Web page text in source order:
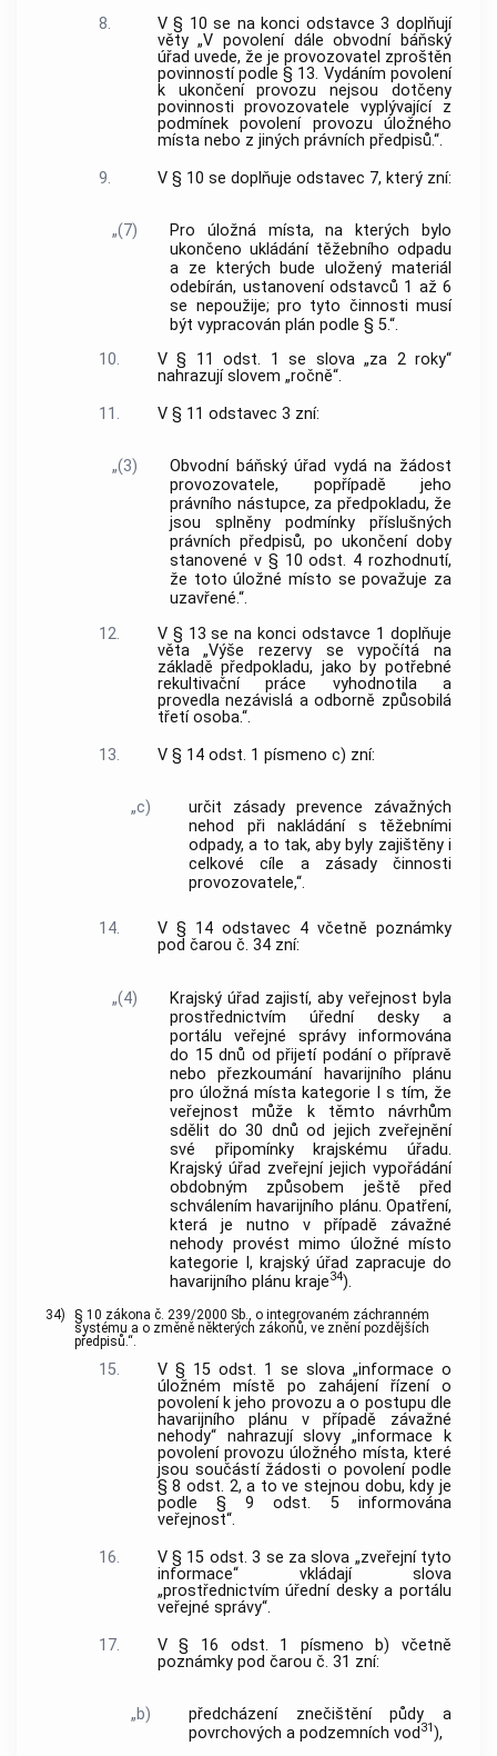
8.
V § 10 se na konci odstavce 3 doplňují
věty „V povolení dále obvodní báňský
úřad uvede, že je provozovatel zproštěn
povinností podle § 13. Vydáním povolení
k ukončení provozu nejsou dotčeny
povinnosti provozovatele vyplývající z
podmínek povolení provozu úložného
místa nebo z jiných právních předpisů.“.
9.
V § 10 se doplňuje odstavec 7, který zní:
„(7)
Pro úložná místa, na kterých bylo
ukončeno ukládání těžebního odpadu
a ze kterých bude uložený materiál
odebírán, ustanovení odstavců 1 až 6
se nepoužije; pro tyto činnosti musí
být vypracován plán podle § 5.“.
10.
V § 11 odst. 1 se slova „za 2 roky“
nahrazují slovem „ročně“.
11.
V § 11 odstavec 3 zní:
„(3)
Obvodní báňský úřad vydá na žádost
provozovatele, popřípadě jeho
právního nástupce, za předpokladu, že
jsou splněny podmínky příslušných
právních předpisů, po ukončení doby
stanovené v § 10 odst. 4 rozhodnutí,
že toto úložné místo se považuje za
uzavřené.“.
12.
V § 13 se na konci odstavce 1 doplňuje
věta „Výše rezervy se vypočítá na
základě předpokladu, jako by potřebné
rekultivační práce vyhodnotila a
provedla nezávislá a odborně způsobilá
třetí osoba.“.
13.
V § 14 odst. 1 písmeno c) zní:
„c)
určit zásady prevence závažných
nehod při nakládání s těžebními
odpady, a to tak, aby byly zajištěny i
celkové cíle a zásady činnosti
provozovatele,“.
14.
V § 14 odstavec 4 včetně poznámky
pod čarou č. 34 zní:
„(4)
Krajský úřad zajistí, aby veřejnost byla
prostřednictvím úřední desky a
portálu veřejné správy informována
do 15 dnů od přijetí podání o přípravě
nebo přezkoumání havarijního plánu
pro úložná místa kategorie I s tím, že
veřejnost může k těmto návrhům
sdělit do 30 dnů od jejich zveřejnění
své připomínky krajskému úřadu.
Krajský úřad zveřejní jejich vypořádání
obdobným způsobem ještě před
schválením havarijního plánu. Opatření,
která je nutno v případě závažné
nehody provést mimo úložné místo
kategorie I, krajský úřad zapracuje do
havarijního plánu kraje34).
34)
§ 10 zákona č. 239/2000 Sb., o integrovaném záchranném
systému a o změně některých zákonů, ve znění pozdějších
předpisů.“.
15.
V § 15 odst. 1 se slova „informace o
úložném místě po zahájení řízení o
povolení k jeho provozu a o postupu dle
havarijního plánu v případě závažné
nehody“ nahrazují slovy „informace k
povolení provozu úložného místa, které
jsou součástí žádosti o povolení podle
§ 8 odst. 2, a to ve stejnou dobu, kdy je
podle § 9 odst. 5 informována
veřejnost“.
16.
V § 15 odst. 3 se za slova „zveřejní tyto
informace“ vkládají slova
„prostřednictvím úřední desky a portálu
veřejné správy“.
17.
V § 16 odst. 1 písmeno b) včetně
poznámky pod čarou č. 31 zní:
„b)
předcházení znečištění půdy a
povrchových a podzemních vod 31),